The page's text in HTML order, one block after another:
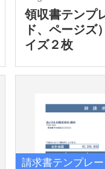
領収書テンプ
ド、ページズ
イズ２枚
請求書テンプレ